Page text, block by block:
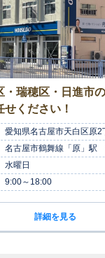
・瑞穂区・日進市
せください！
愛知県名古屋市天白区原2
名古屋市鶴舞線「原」駅
水曜日
9:00～18:00
詳細を見る